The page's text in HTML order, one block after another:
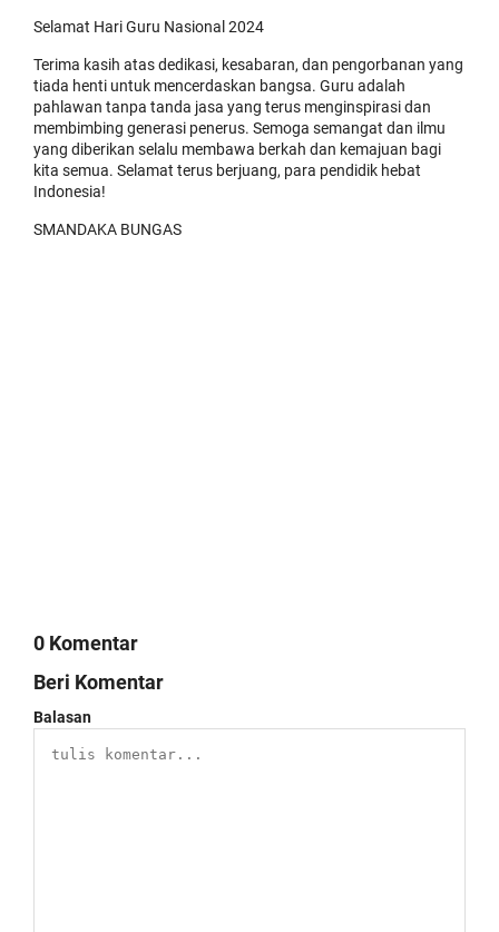
Selamat Hari Guru Nasional 2024
Terima kasih atas dedikasi, kesabaran, dan pengorbanan yang
tiada henti untuk mencerdaskan bangsa. Guru adalah
pahlawan tanpa tanda jasa yang terus menginspirasi dan
membimbing generasi penerus. Semoga semangat dan ilmu
yang diberikan selalu membawa berkah dan kemajuan bagi
kita semua. Selamat terus berjuang, para pendidik hebat
Indonesia!
SMANDAKA BUNGAS
0 Komentar
Beri Komentar
Balasan